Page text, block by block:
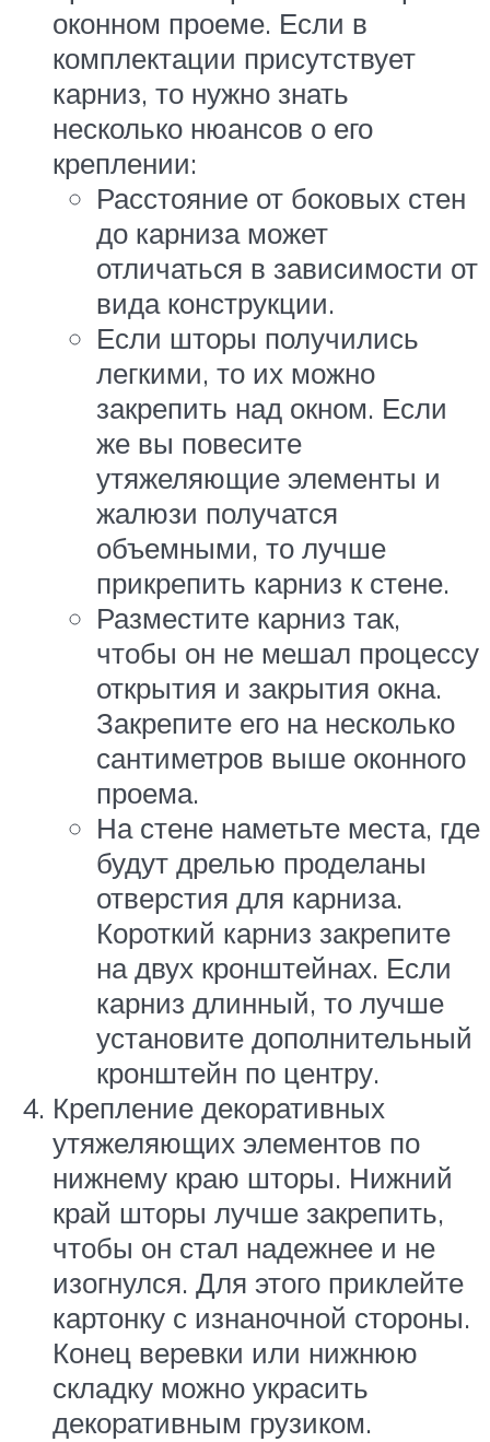
оконном проеме. Если в
комплектации присутствует
карниз, то нужно знать
несколько нюансов о его
креплении:
Расстояние от боковых стен
до карниза может
отличаться в зависимости от
вида конструкции.
Если шторы получились
легкими, то их можно
закрепить над окном. Если
же вы повесите
утяжеляющие элементы и
жалюзи получатся
объемными, то лучше
прикрепить карниз к стене.
Разместите карниз так,
чтобы он не мешал процессу
открытия и закрытия окна.
Закрепите его на несколько
сантиметров выше оконного
проема.
На стене наметьте места, где
будут дрелью проделаны
отверстия для карниза.
Короткий карниз закрепите
на двух кронштейнах. Если
карниз длинный, то лучше
установите дополнительный
кронштейн по центру.
Крепление декоративных
утяжеляющих элементов по
нижнему краю шторы. Нижний
край шторы лучше закрепить,
чтобы он стал надежнее и не
изогнулся. Для этого приклейте
картонку с изнаночной стороны.
Конец веревки или нижнюю
складку можно украсить
декоративным грузиком.